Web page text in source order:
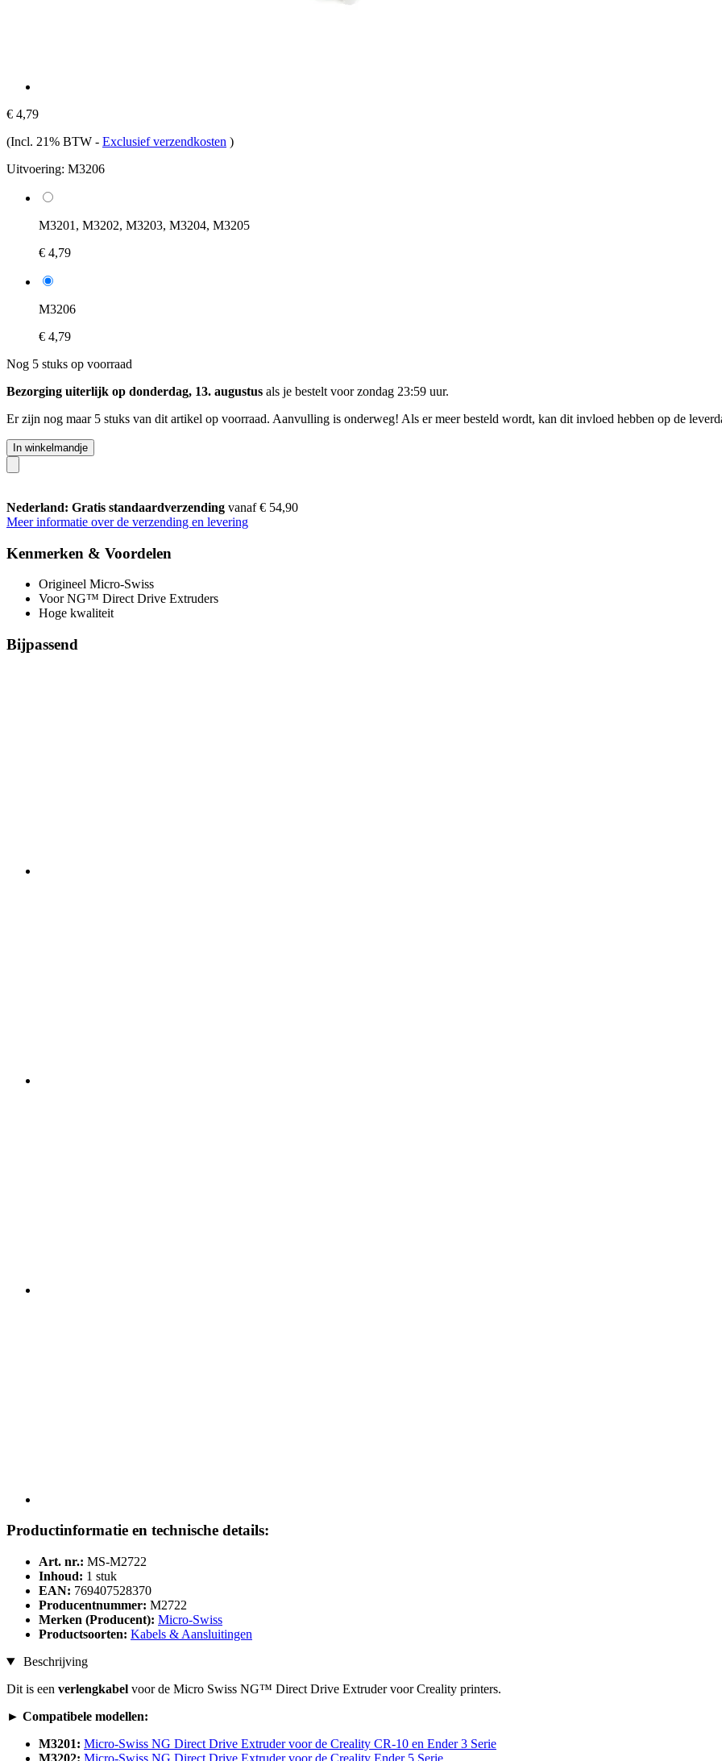
€ 4,79
(Incl. 21% BTW - Exclusief verzendkosten )
Uitvoering: M3206
M3201, M3202, M3203, M3204, M3205
€ 4,79
M3206
€ 4,79
Nog 5 stuks op voorraad
Bezorging uiterlijk op donderdag, 13. augustus als je bestelt voorzondag 23:59 uur.
Er zijn nog maar 5 stuks van dit artikel op voorraad. Aanvulling is onderweg! Als er meer besteld wordt, kan dit invloed hebben op de
In winkelmandje
Nederland: Gratis standaardverzending vanaf € 54,90
Meer informatie over de verzending en levering
Kenmerken & Voordelen
Origineel Micro-Swiss
Voor NG™ Direct Drive Extruders
Hoge kwaliteit
Bijpassend
Productinformatie en technische details:
Art. nr.: MS-M2722
Inhoud: 1 stuk
EAN: 769407528370
Producentnummer: M2722
Merken (Producent): Micro-Swiss
Productsoorten: Kabels & Aansluitingen
Beschrijving
Dit is een verlengkabel voor de Micro Swiss NG™ Direct Drive Extruder voor Creality printers.
► Compatibele modellen:
M3201: Micro-Swiss NG Direct Drive Extruder voor de Creality CR-10 en Ender 3 Serie
M3202: Micro-Swiss NG Direct Drive Extruder voor de Creality Ender 5 Serie